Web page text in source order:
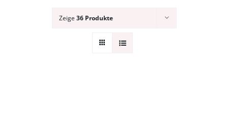
Zeige 36 Produkte